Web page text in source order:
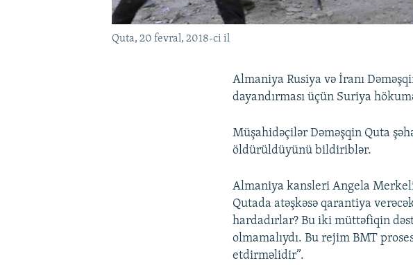
Quta, 20 fevral, 2018-ci il
Almaniya Rusiya və İranı
dayandırması üçün Suriya
Müşahidəçilər Dəməşqin Quta
öldürüldüyünü bildiriblər.
Almaniya kansleri Angela
Qutada atəşkəsə qarantiya
hardadırlar? Bu iki müttəfiqin
olmamalıydı. Bu rejim BMT
etdirməlidir”.